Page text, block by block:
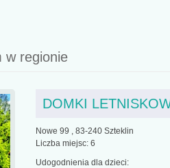
w regionie
DOMKI
Nowe 99 , 83-240 Szteklin
Liczba miejsc: 6
Udogodnienia dla dzieci: